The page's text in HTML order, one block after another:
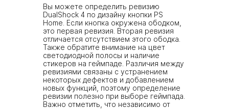
Вы можете определить ревизию
DualShock 4 по дизайну кнопки PS
Home. Если кнопка окружена ободком,
это первая ревизия. Вторая ревизия
отличается отсутствием этого ободка.
Также обратите внимание на цвет
светодиодной полосы и наличие
стикеров на геймпаде. Различия между
ревизиями связаны с устранением
некоторых дефектов и добавлением
новых функций, поэтому определение
ревизии полезно при выборе геймпада.
Важно отметить, что независимо от